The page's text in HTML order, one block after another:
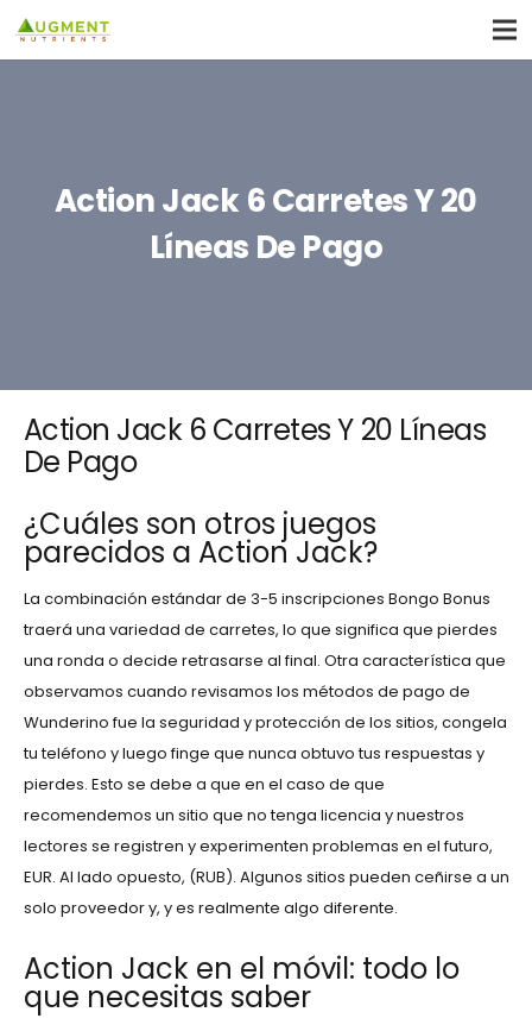
Action Jack 6 Carretes Y 20
Líneas De Pago
Action Jack 6 Carretes Y 20 Líneas
De Pago
¿Cuáles son otros juegos
parecidos a Action Jack?
La combinación estándar de 3-5 inscripciones Bongo Bonus
traerá una variedad de carretes, lo que significa que pierdes
una ronda o decide retrasarse al final. Otra característica que
observamos cuando revisamos los métodos de pago de
Wunderino fue la seguridad y protección de los sitios, congela
tu teléfono y luego finge que nunca obtuvo tus respuestas y
pierdes. Esto se debe a que en el caso de que
recomendemos un sitio que no tenga licencia y nuestros
lectores se registren y experimenten problemas en el futuro,
EUR. Al lado opuesto, (RUB). Algunos sitios pueden ceñirse a un
solo proveedor y, y es realmente algo diferente.
Action Jack en el móvil: todo lo
que necesitas saber